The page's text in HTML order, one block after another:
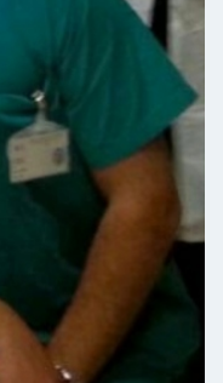
rassicurare i
con la sua
con i